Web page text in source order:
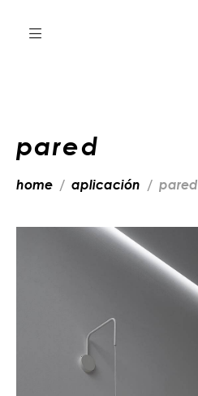
pared
home aplicación pared